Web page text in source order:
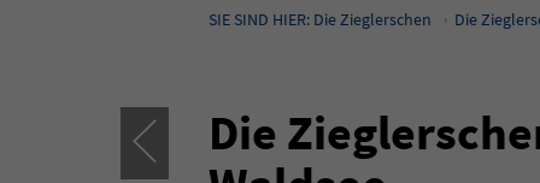
SIE SIND HIER: Die Zieglerschen Die
Die